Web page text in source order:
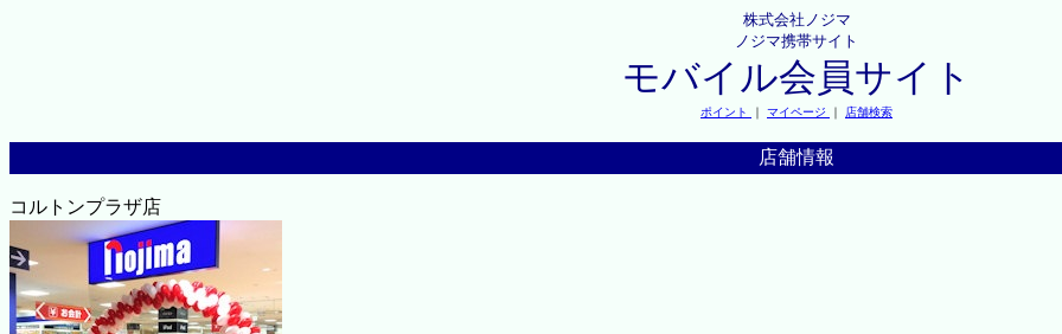
株式会社ノジマ
ノジマ携帯サイト
モバイル会員サイト
ポイント ｜ マイページ ｜ 店舗検索
店舗情報
コルトンプラザ店